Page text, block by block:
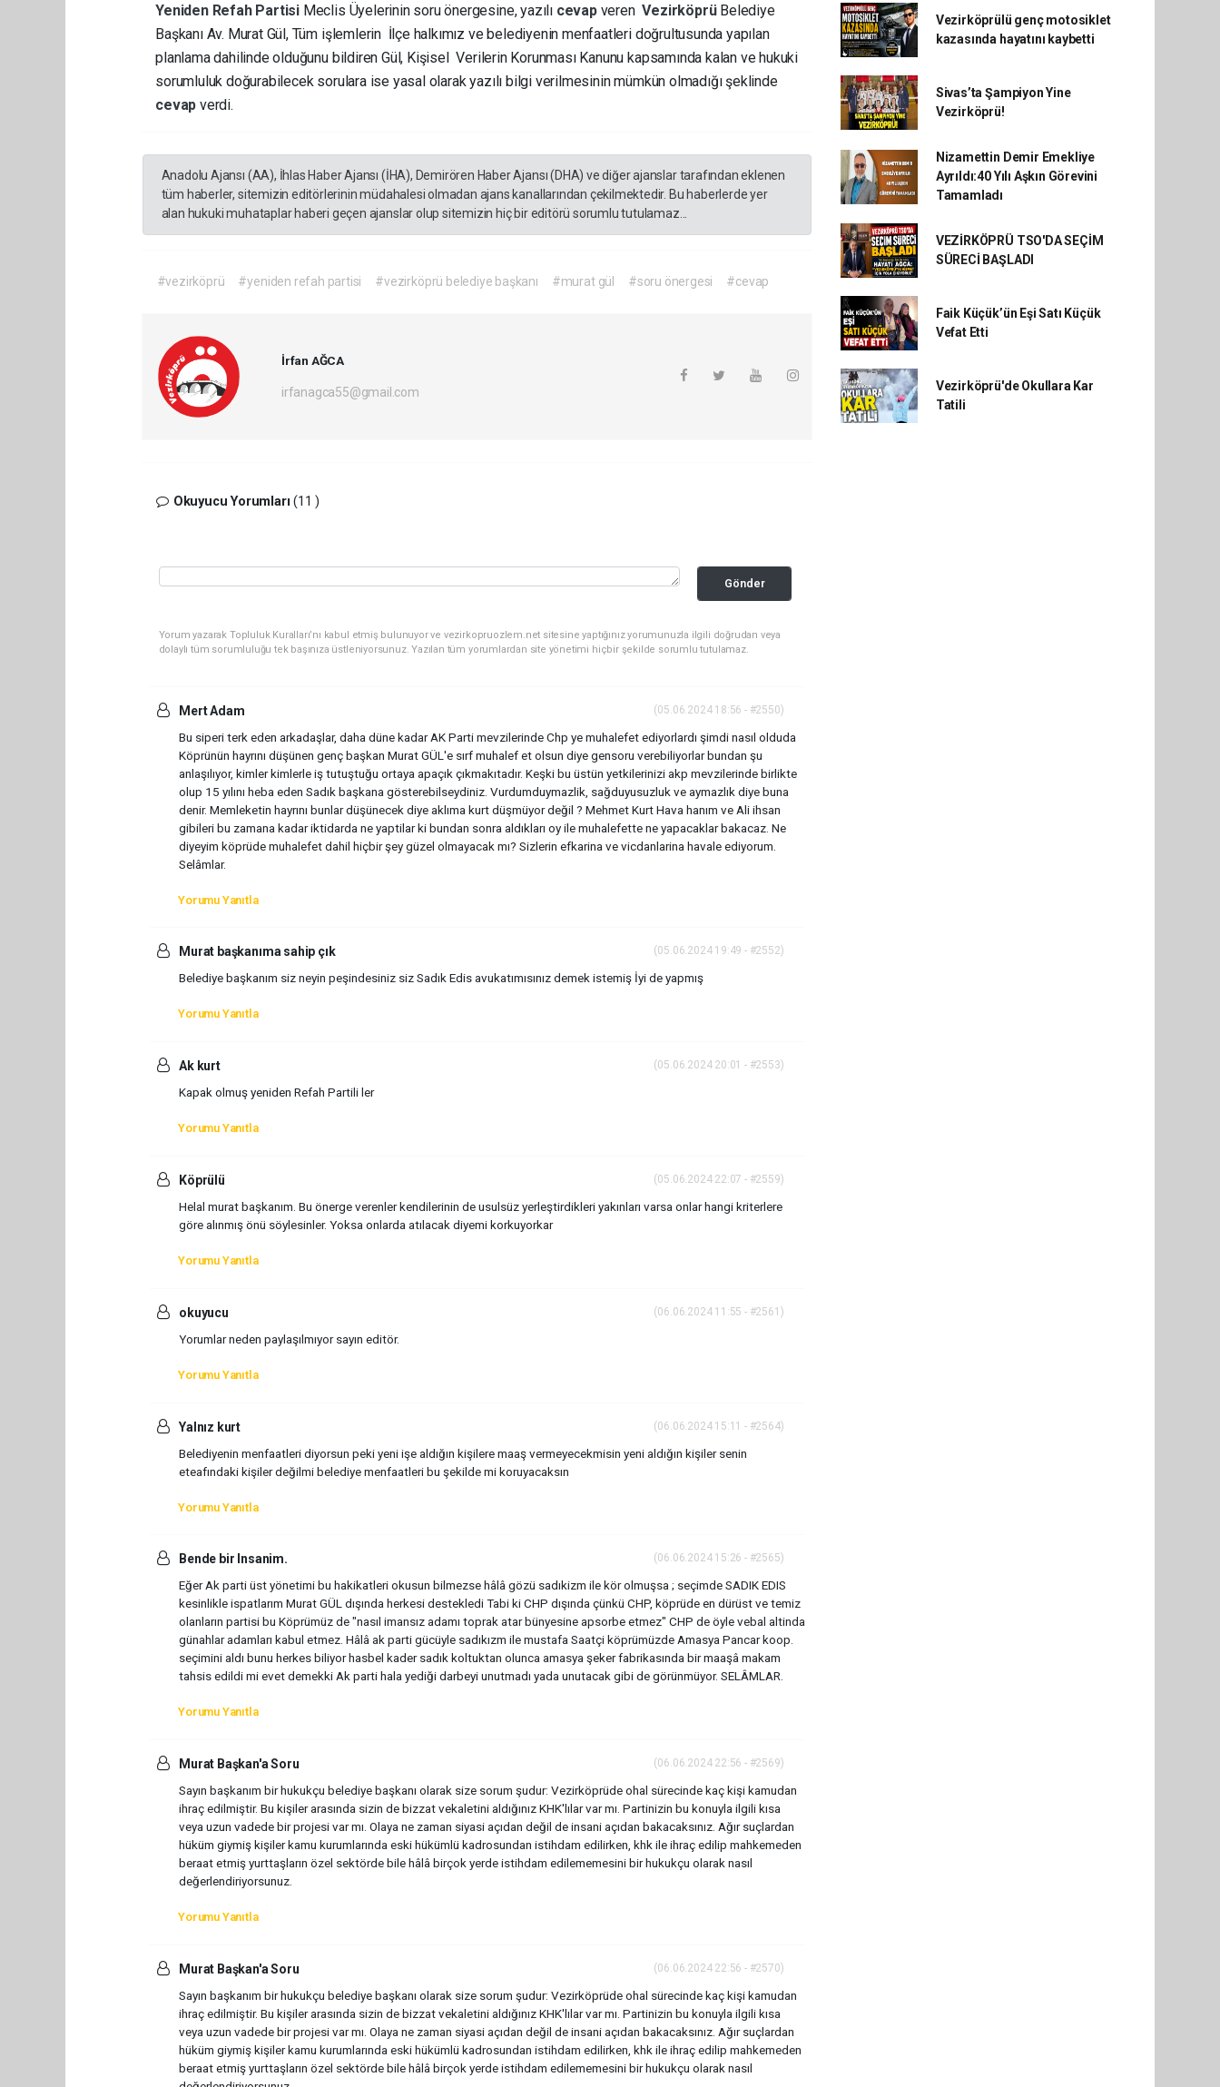
Yeniden Refah Partisi Meclis Üyelerinin soru önergesine, yazılı cevap verenVezirköprü Belediye
Başkanı Av. Murat Gül, Tüm işlemlerin İlçe halkımız ve belediyenin menfaatleri doğrultusunda yapılan
planlama dahilinde olduğunu bildiren Gül, Kişisel Verilerin Korunması Kanunu kapsamında kalan ve hukuki
sorumluluk doğurabilecek sorulara ise yasal olarak yazılı bilgi verilmesinin mümkün olmadığı şeklinde
cevap verdi.
Anadolu Ajansı (AA), İhlas Haber Ajansı (İHA), Demirören Haber Ajansı (DHA) ve diğer ajanslar tarafından eklenen
tüm haberler, sitemizin editörlerinin müdahalesi olmadan ajans kanallarından çekilmektedir. Bu haberlerde yer
alan hukuki muhataplar haberi geçen ajanslar olup sitemizin hiç bir editörü sorumlu tutulamaz...
#vezirköprü #yeniden refah partisi #vezirköprü belediye başkanı #murat gül #soru önergesi #cevap
İrfan AĞCA
irfanagca55@gmail.com
Okuyucu Yorumları(11 )
Gönder
Yorum yazarak Topluluk Kuralları’nı kabul etmiş bulunuyor ve vezirkopruozlem.net sitesine yaptığınız yorumunuzla ilgili doğrudan veya
dolaylı tüm sorumluluğu tek başınıza üstleniyorsunuz. Yazılan tüm yorumlardan site yönetimi hiçbir şekilde sorumlu tutulamaz.
Mert Adam (05.06.2024 18:56 - #2550)
Bu siperi terk eden arkadaşlar, daha düne kadar AK Parti mevzilerinde Chp ye muhalefet ediyorlardı şimdi nasıl olduda
Köprünün hayrını düşünen genç başkan Murat GÜL'e sırf muhalef et olsun diye gensoru verebiliyorlar bundan şu
anlaşılıyor, kimler kimlerle iş tutuştuğu ortaya apaçık çıkmakıtadır. Keşki bu üstün yetkilerinizi akp mevzilerinde birlikte
olup 15 yılını heba eden Sadık başkana gösterebilseydiniz. Vurdumduymazlik, sağduyusuzluk ve aymazlık diye buna
denir. Memleketin hayrını bunlar düşünecek diye aklıma kurt düşmüyor değil ? Mehmet Kurt Hava hanım ve Ali ihsan
gibileri bu zamana kadar iktidarda ne yaptilar ki bundan sonra aldıkları oy ile muhalefette ne yapacaklar bakacaz. Ne
diyeyim köprüde muhalefet dahil hiçbir şey güzel olmayacak mı? Sizlerin efkarina ve vicdanlarina havale ediyorum.
Selâmlar.
Yorumu Yanıtla
Murat başkanıma sahip çık (05.06.2024 19:49 - #2552)
Belediye başkanım siz neyin peşindesiniz siz Sadık Edis avukatımısınız demek istemiş İyi de yapmış
Yorumu Yanıtla
Ak kurt (05.06.2024 20:01 - #2553)
Kapak olmuş yeniden Refah Partili ler
Yorumu Yanıtla
Köprülü (05.06.2024 22:07 - #2559)
Helal murat başkanım. Bu önerge verenler kendilerinin de usulsüz yerleştirdikleri yakınları varsa onlar hangi kriterlere
göre alınmış önü söylesinler. Yoksa onlarda atılacak diyemi korkuyorkar
Yorumu Yanıtla
okuyucu (06.06.2024 11:55 - #2561)
Yorumlar neden paylaşılmıyor sayın editör.
Yorumu Yanıtla
Yalnız kurt (06.06.2024 15:11 - #2564)
Belediyenin menfaatleri diyorsun peki yeni işe aldığın kişilere maaş vermeyecekmisin yeni aldığın kişiler senin
eteafındaki kişiler değilmi belediye menfaatleri bu şekilde mi koruyacaksın
Yorumu Yanıtla
Bende bir Insanim. (06.06.2024 15:26 - #2565)
Eğer Ak parti üst yönetimi bu hakikatleri okusun bilmezse hâlâ gözü sadıkizm ile kör olmuşsa ; seçimde SADIK EDIS
kesinlikle ispatlarım Murat GÜL dışında herkesi destekledi Tabi ki CHP dışında çünkü CHP, köprüde en dürüst ve temiz
olanların partisi bu Köprümüz de "nasıl imansız adamı toprak atar bünyesine apsorbe etmez" CHP de öyle vebal altinda
günahlar adamları kabul etmez. Hâlâ ak parti gücüyle sadıkızm ile mustafa Saatçi köprümüzde Amasya Pancar koop.
seçimini aldı bunu herkes biliyor hasbel kader sadık koltuktan olunca amasya şeker fabrikasında bir maaşâ makam
tahsis edildi mi evet demekki Ak parti hala yediği darbeyi unutmadı yada unutacak gibi de görünmüyor. SELÂMLAR.
Yorumu Yanıtla
Murat Başkan'a Soru (06.06.2024 22:56 - #2569)
Sayın başkanım bir hukukçu belediye başkanı olarak size sorum şudur: Vezirköprüde ohal sürecinde kaç kişi kamudan
ihraç edilmiştir. Bu kişiler arasında sizin de bizzat vekaletini aldığınız KHK'lılar var mı. Partinizin bu konuyla ilgili kısa
veya uzun vadede bir projesi var mı. Olaya ne zaman siyasi açıdan değil de insani açıdan bakacaksınız. Ağır suçlardan
hüküm giymiş kişiler kamu kurumlarında eski hükümlü kadrosundan istihdam edilirken, khk ile ihraç edilip mahkemeden
beraat etmiş yurttaşların özel sektörde bile hâlâ birçok yerde istihdam edilememesini bir hukukçu olarak nasıl
değerlendiriyorsunuz.
Yorumu Yanıtla
Murat Başkan'a Soru (06.06.2024 22:56 - #2570)
Sayın başkanım bir hukukçu belediye başkanı olarak size sorum şudur: Vezirköprüde ohal sürecinde kaç kişi kamudan
ihraç edilmiştir. Bu kişiler arasında sizin de bizzat vekaletini aldığınız KHK'lılar var mı. Partinizin bu konuyla ilgili kısa
veya uzun vadede bir projesi var mı. Olaya ne zaman siyasi açıdan değil de insani açıdan bakacaksınız. Ağır suçlardan
hüküm giymiş kişiler kamu kurumlarında eski hükümlü kadrosundan istihdam edilirken, khk ile ihraç edilip mahkemeden
beraat etmiş yurttaşların özel sektörde bile hâlâ birçok yerde istihdam edilememesini bir hukukçu olarak nasıl
Vezirköprülü genç motosiklet
kazasında hayatını kaybetti
Sivas’ta Şampiyon Yine
Vezirköprü!
Nizamettin Demir Emekliye
Ayrıldı:40 Yılı Aşkın Görevini
Tamamladı
VEZİRKÖPRÜ TSO'DA SEÇİM
SÜRECİ BAŞLADI
Faik Küçük’ün Eşi Satı Küçük
Vefat Etti
Vezirköprü'de Okullara Kar
Tatili